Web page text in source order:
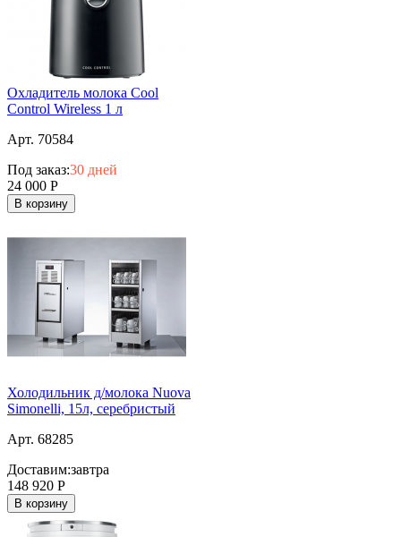
Охладитель молока Cool
Control Wireless 1 л
Арт. 70584
Под заказ:30 дней
24 000 Р
В корзину
Холодильник д/молока Nuova
Simonelli, 15л, серебристый
Арт. 68285
Доставим:завтра
148 920 Р
В корзину